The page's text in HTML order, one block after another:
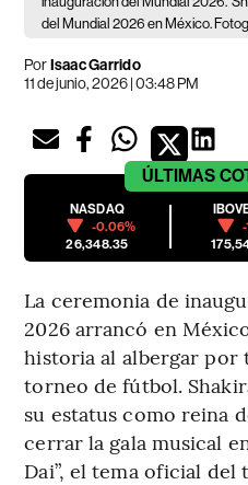
del Mundial 2026 en México.
PorIsaac Garrido
11 de junio, 2026 | 03:48 PM
ÚLTIMAS
NASDAQ
-0.06%
26,348.35
La ceremonia de
2026 arrancó en
historia al albergar por
torneo de fútbol.
su estatus como reina
cerrar la gala musical
Dai”, el tema oficial del